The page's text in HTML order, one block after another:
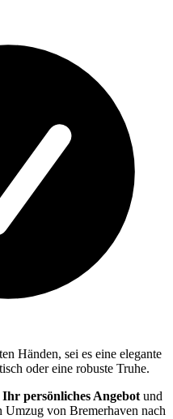
Händen, sei es eine elegante
oder eine robuste Truhe.
Ihr persönliches Angebot und
Umzug von Bremerhaven nach